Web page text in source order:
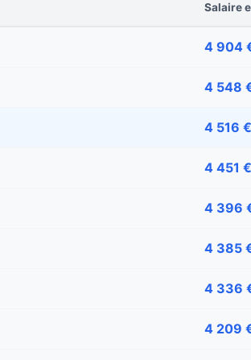
Salaire
4 904
4 548
4 516 €
4 451 €
4 396
4 385
4 336
4 209